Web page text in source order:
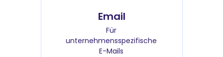
Email
Für
unternehmensspezifische
E-Mails